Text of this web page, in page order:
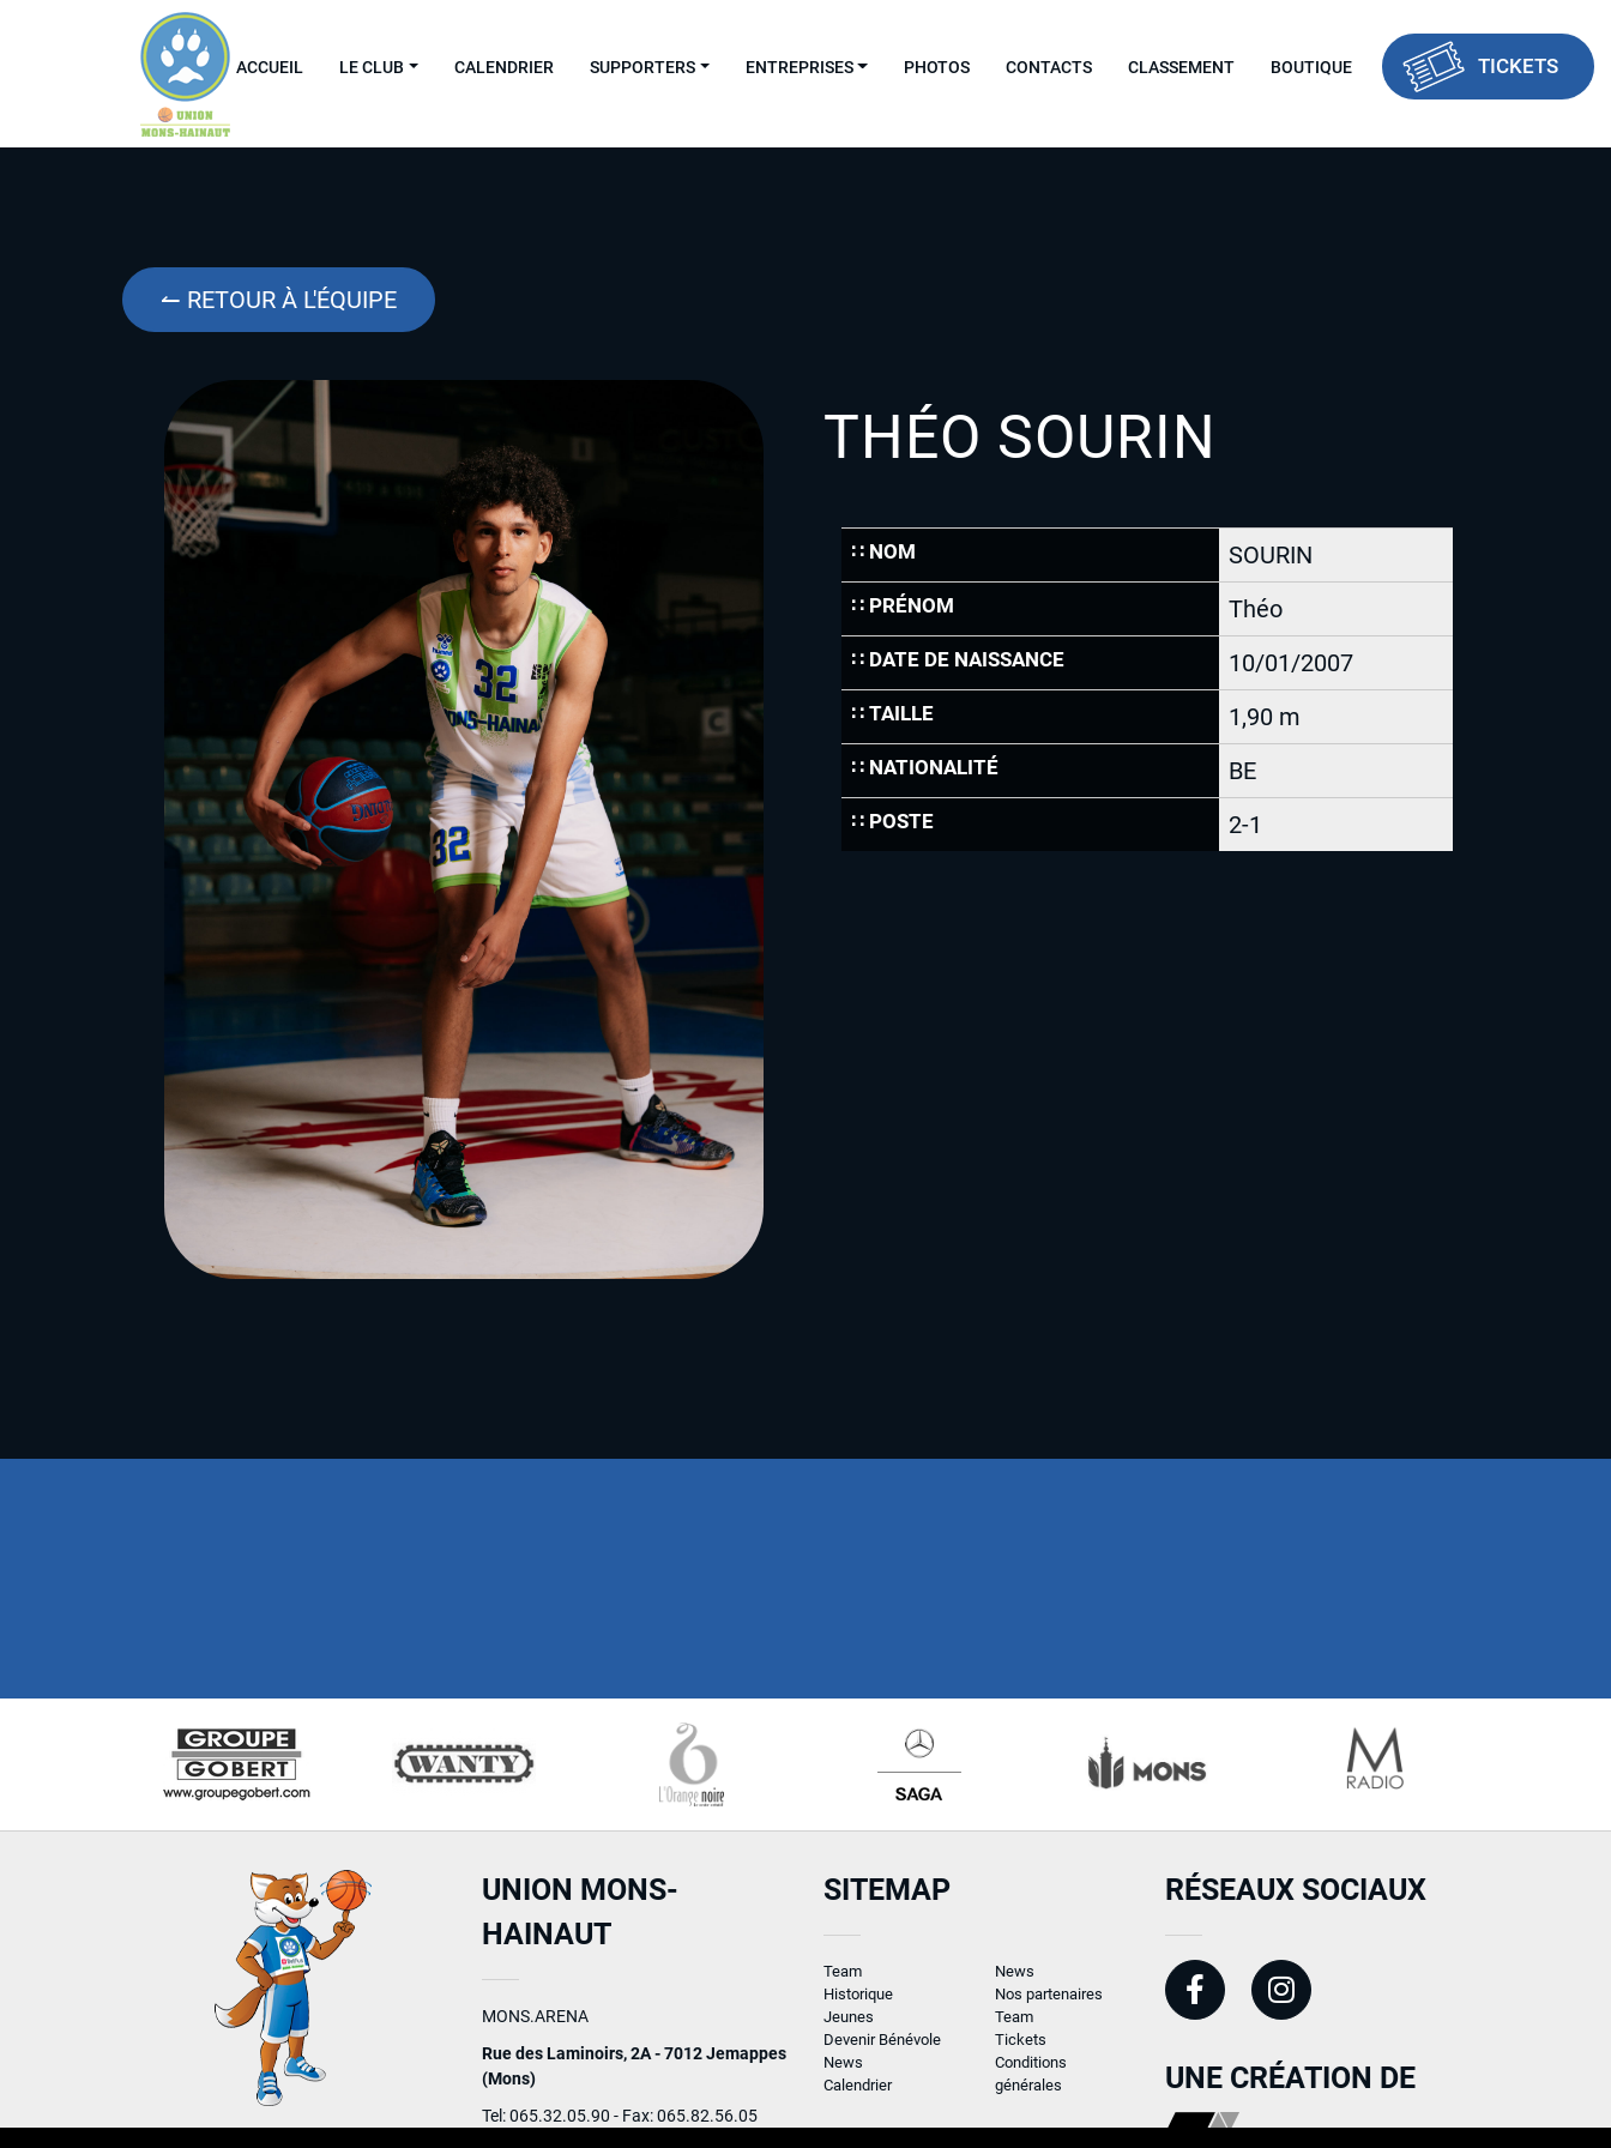
ACCUEIL LE CLUB CALENDRIER SUPPORTERS ENTREPRISES PHOTOS CONTACTS CLASSEMENT BOUTIQUE TICKETS
↼ RETOUR À L'ÉQUIPE
THÉO SOURIN
∷ NOM SOURIN
∷ PRÉNOM Théo
∷ DATE DE NAISSANCE 10/01/2007
∷ TAILLE 1,90 m
∷ NATIONALITÉ BE
∷ POSTE 2-1
UNION MONS-
HAINAUT
MONS.ARENA
Rue des Laminoirs, 2A - 7012 Jemappes
(Mons)
Tel: 065.32.05.90 - Fax: 065.82.56.05
SITEMAP
Team
Historique
Jeunes
Devenir Bénévole
News
Calendrier
News
Nos partenaires
Team
Tickets
Conditions
générales
RÉSEAUX SOCIAUX
UNE CRÉATION DE